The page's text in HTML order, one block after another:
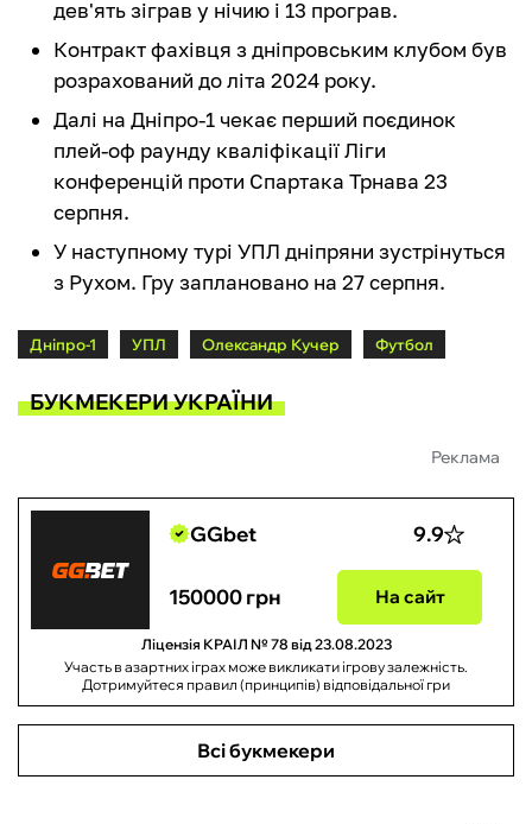
дев'ять зіграв у нічию і 13 програв.
Контракт фахівця з дніпровським клубом був
розрахований до літа 2024 року.
Далі на Дніпро-1 чекає перший поєдинок
плей-оф раунду кваліфікації Ліги
конференцій проти Спартака Трнава 23
серпня.
У наступному турі УПЛ дніпряни зустрінуться
з Рухом. Гру заплановано на 27 серпня.
Дніпро-1 УПЛ Олександр Кучер Футбол
БУКМЕКЕРИ УКРАЇНИ
Реклама
GGbet 9.9
150000 грн На сайт
Ліцензія КРАІЛ № 78 від 23.08.2023
Участь в азартних іграх може викликати ігрову залежність.
Дотримуйтеся правил (принципів) відповідальної гри
Всі букмекери